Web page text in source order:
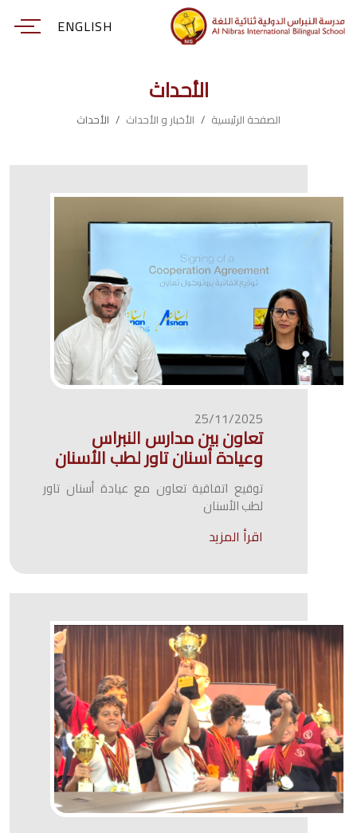
ENGLISH
الأحداث
الصفحة الرئيسية الأخبار و الأحداث الأحداث
25/11/2025
تعاون بين مدارس النبراس
وعيادة أسنان تاور لطب الأسنان
توقيع اتفاقية تعاون مع عيادة أسنان تاور
لطب الأسنان
اقرأ المزيد